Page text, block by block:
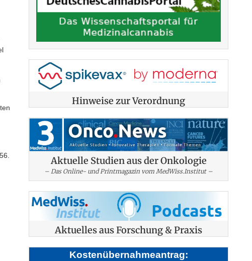
Hinweise zur Verordnung
Aktuelle Studien aus der Onkologie
– Das Online- und Printmagazin vom MedWiss.Institut –
Aktuelles aus Forschung & Praxis
Kostenübernahmeantrag: